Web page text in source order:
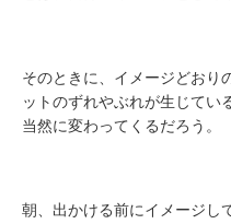
そのときに、イメージどおり
ットのずれやぶれが生じてい
当然に変わってくるだろう。
朝、出かける前にイメージし